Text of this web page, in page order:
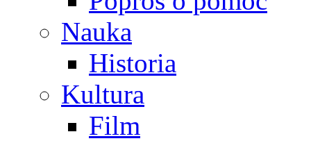
Nauka
Historia
Kultura
Film